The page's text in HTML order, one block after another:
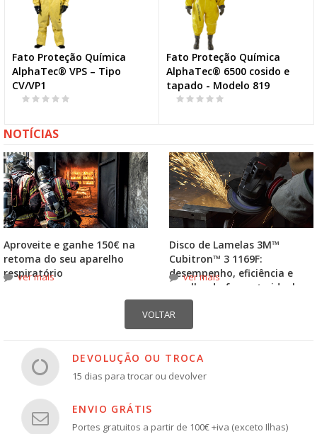
Fato Proteção Química
AlphaTec® VPS – Tipo
CV/VP1
Fato Proteção Química
AlphaTec® 6500 cosido e
tapado - Modelo 819
NOTÍCIAS
Aproveite e ganhe 150€ na
retoma do seu aparelho
respiratório
ver mais
Disco de Lamelas 3M™
Cubitron™ 3 1169F:
desempenho, eficiência e
escolha do formato ideal
ver mais
DEVOLUÇÃO OU TROCA
15 dias para trocar ou devolver
ENVIO GRÁTIS
Portes gratuitos a partir de 100€ +iva (exceto Ilhas)